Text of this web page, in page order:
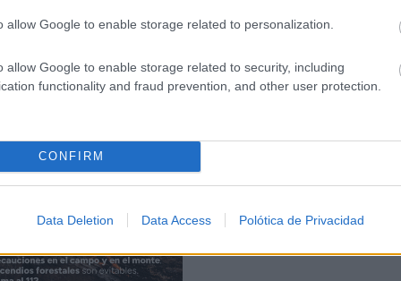
allow Google to enable storage related to personalization.
allow Google to enable storage related to security, including
functionality and fraud prevention, and other user protection.
CONFIRM
Data Deletion Data Access Polótica de Privacidad
y territorial”, al afectar directamente al futuro de
de la agricultura.